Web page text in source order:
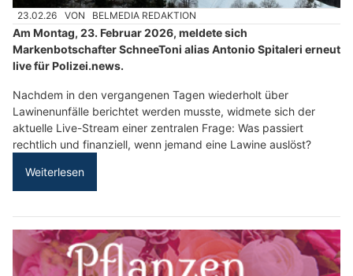
23.02.26 VON BELMEDIA REDAKTION
Am Montag, 23. Februar 2026, meldete sich
Markenbotschafter SchneeToni alias Antonio Spitaleri erneut
live für Polizei.news.
Nachdem in den vergangenen Tagen wiederholt über
Lawinenunfälle berichtet werden musste, widmete sich der
aktuelle Live-Stream einer zentralen Frage: Was passiert
rechtlich und finanziell, wenn jemand eine Lawine auslöst?
Weiterlesen